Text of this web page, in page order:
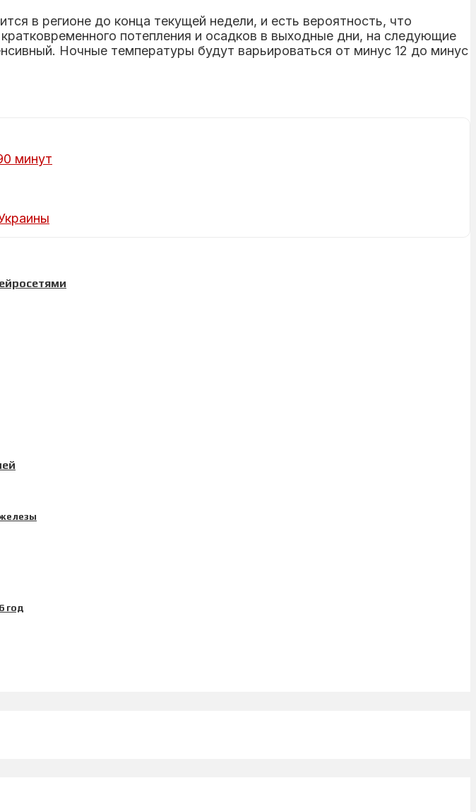
в регионе до конца текущей недели, и есть вероятность, что
потепления и осадков в выходные дни, на следующие
Ночные температуры будут варьироваться от минус 12 до минус
минут